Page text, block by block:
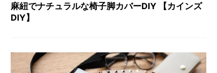
麻紐でナチュラルな椅子脚カバーDIY 【カインズ
DIY】